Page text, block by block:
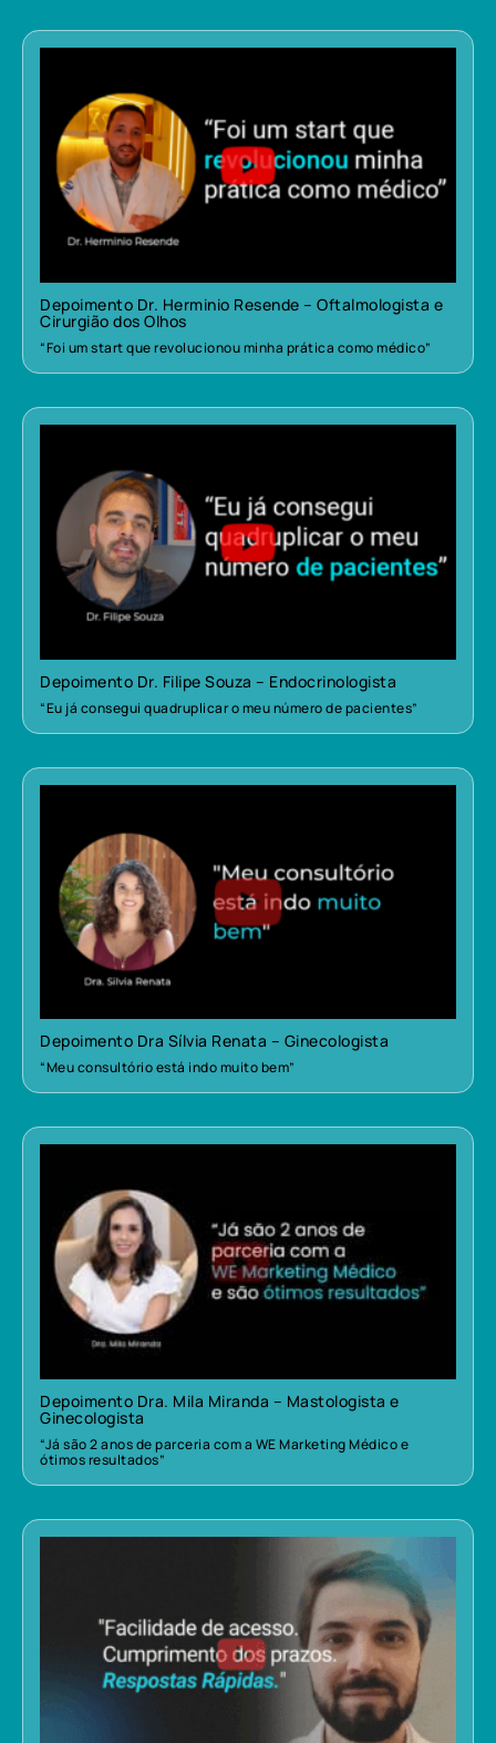
Depoimento Dr. Herminio Resende – Oftalmologista e
Cirurgião dos Olhos
“Foi um start que revolucionou minha prática como médico”
Depoimento Dr. Filipe Souza – Endocrinologista
“Eu já consegui quadruplicar o meu número de pacientes”
Depoimento Dra Sílvia Renata – Ginecologista
“Meu consultório está indo muito bem”
Depoimento Dra. Mila Miranda – Mastologista e
Ginecologista
“Já são 2 anos de parceria com a WE Marketing Médico e
ótimos resultados”